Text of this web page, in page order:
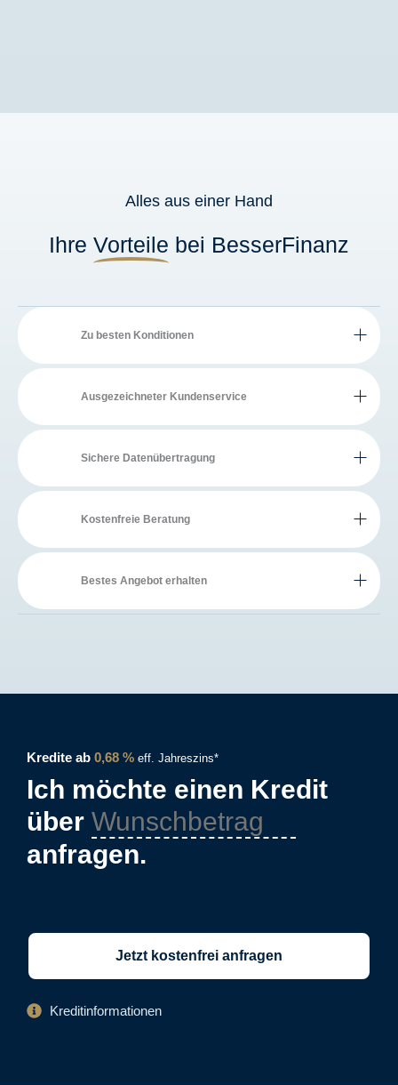
Alles aus einer Hand
Ihre Vorteile bei BesserFinanz
Zu besten Konditionen
Ausgezeichneter Kundenservice
Sichere Datenübertragung
Kostenfreie Beratung
Bestes Angebot erhalten
Kredite ab 0,68 % eff. Jahreszins*
Ich möchte einen Kredit
über
anfragen.
Jetzt kostenfrei anfragen
Kreditinformationen